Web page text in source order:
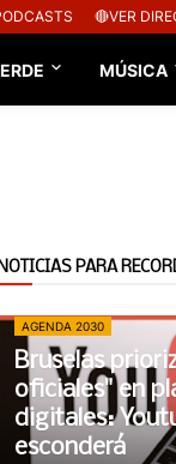
🔴VER
MÚSICA
NOTICIAS PARA
AGENDA 2030
Bruselas
oficiales" en
digitales:
esconderá